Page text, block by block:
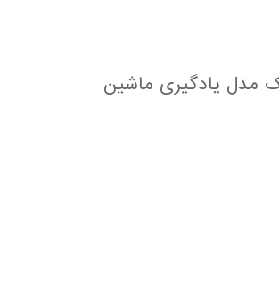
مدل یادگیری ماشین